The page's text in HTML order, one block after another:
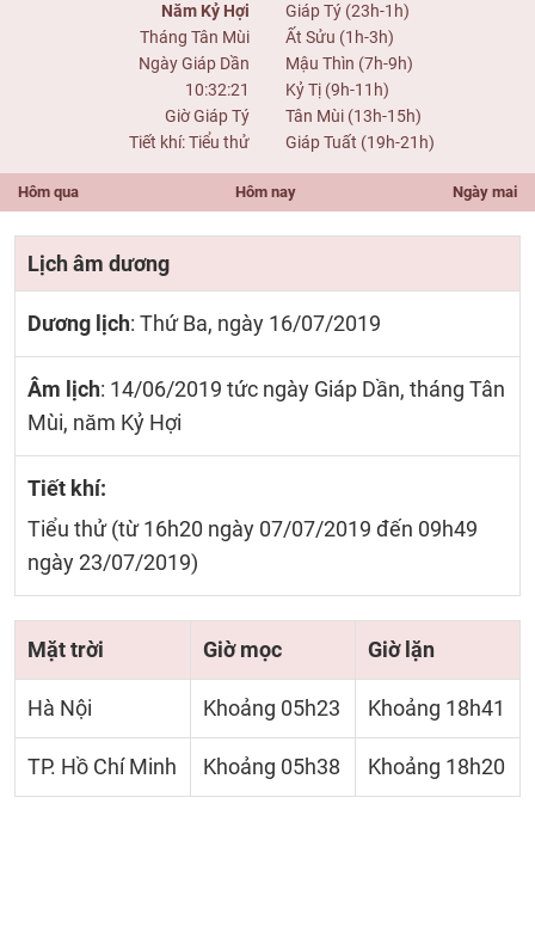
Năm Kỷ Hợi
Tháng Tân Mùi
Ngày Giáp Dần
10:32:21
Giờ Giáp Tý
Tiết khí: Tiểu thử
Giáp Tý (23h-1h)
Ất Sửu (1h-3h)
Mậu Thìn (7h-9h)
Kỷ Tị (9h-11h)
Tân Mùi (13h-15h)
Giáp Tuất (19h-21h)
Hôm qua Hôm nay Ngày mai
Lịch âm dương
Dương lịch: Thứ Ba, ngày 16/07/2019
Âm lịch: 14/06/2019 tức ngày Giáp Dần, tháng Tân
Mùi, năm Kỷ Hợi
Tiết khí:
Tiểu thử (từ 16h20 ngày 07/07/2019 đến 09h49
ngày 23/07/2019)
Mặt trời Giờ mọc Giờ lặn
Hà Nội Khoảng 05h23 Khoảng 18h41
TP. Hồ Chí Minh Khoảng 05h38 Khoảng 18h20